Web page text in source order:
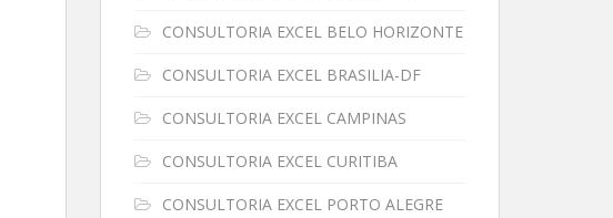
CONSULTORIA EXCEL BELO HORIZONTE
CONSULTORIA EXCEL BRASILIA-DF
CONSULTORIA EXCEL CAMPINAS
CONSULTORIA EXCEL CURITIBA
CONSULTORIA EXCEL PORTO ALEGRE